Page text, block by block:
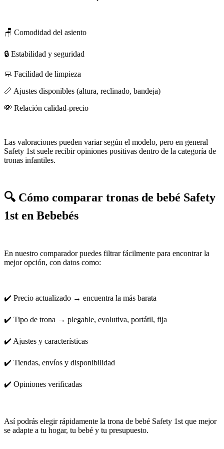
🪑 Comodidad del asiento
🔒 Estabilidad y seguridad
🧼 Facilidad de limpieza
📏 Ajustes disponibles (altura, reclinado, bandeja)
💸 Relación calidad-precio
Las valoraciones pueden variar según el modelo, pero en general
Safety 1st suele recibir opiniones positivas dentro de la categoría de
tronas infantiles.
🔍 Cómo comparar tronas de bebé Safety
1st en Bebebés
En nuestro comparador puedes filtrar fácilmente para encontrar la
mejor opción, con datos como:
✔️ Precio actualizado → encuentra la más barata
✔️ Tipo de trona → plegable, evolutiva, portátil, fija
✔️ Ajustes y características
✔️ Tiendas, envíos y disponibilidad
✔️ Opiniones verificadas
Así podrás elegir rápidamente la trona de bebé Safety 1st que mejor
se adapte a tu hogar, tu bebé y tu presupuesto.